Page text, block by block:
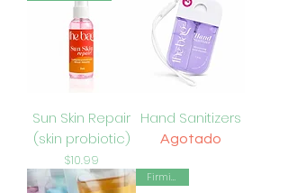
Sun Skin Repair
(skin probiotic)
Precio
$10.99
Hand Sanitizers
Agotado
Firming …